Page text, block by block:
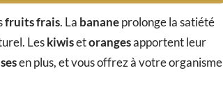
fruits frais. La bananeprolonge la satiété
Leskiwisetorangesapportent leur
en plus, et vous offrez à votre organisme